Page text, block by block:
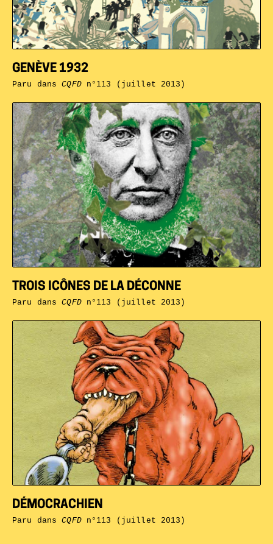
DÉMOCRACHIEN
Paru dansCQFDn°113 (juillet 2013)
TROIS ICÔNES DE LA DÉCONNE
Paru dansCQFDn°113 (juillet 2013)
GENÈVE 1932
Paru dansCQFDn°113 (juillet 2013)